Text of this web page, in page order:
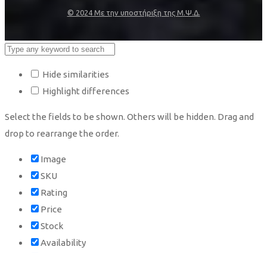
© 2024 Με την υποστήριξη της Μ.Ψ.Δ.
Hide similarities
Highlight differences
Select the fields to be shown. Others will be hidden. Drag and
drop to rearrange the order.
Image
SKU
Rating
Price
Stock
Availability